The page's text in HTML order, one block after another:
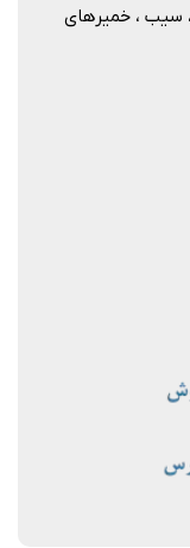
سیب ، خمیرهای